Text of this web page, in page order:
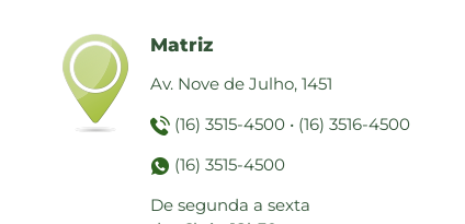
Matriz
Av. Nove de Julho, 1451
(16) 3515-4500 • (16) 3516-4500
(16) 3515-4500
De segunda a sexta